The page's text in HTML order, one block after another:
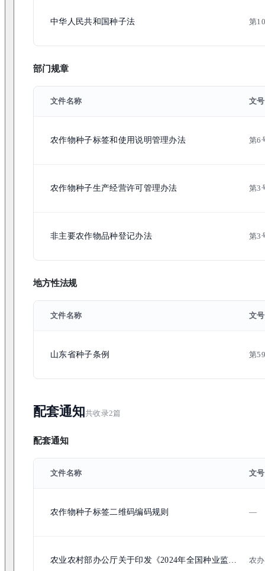
中华人民共和国种子法 第
部门规章
文件名称 文号
农作物种子标签和使用说明管理办法 第6
农作物种子生产经营许可管理办法 第3
非主要农作物品种登记办法 第3
地方性法规
文件名称 文号
山东省种子条例 第
配套通知共收录2篇
配套通知
文件名称 文号
农作物种子标签二维码编码规则 —
农业农村部办公厅关于印发《2024年全国种业监管执法年活动方案》的通知 农